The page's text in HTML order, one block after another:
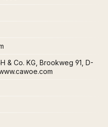
& Co. KG, Brookweg 91, D-